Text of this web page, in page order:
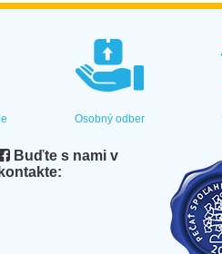
Osobný odber
Buďte s nami v
kontakte: